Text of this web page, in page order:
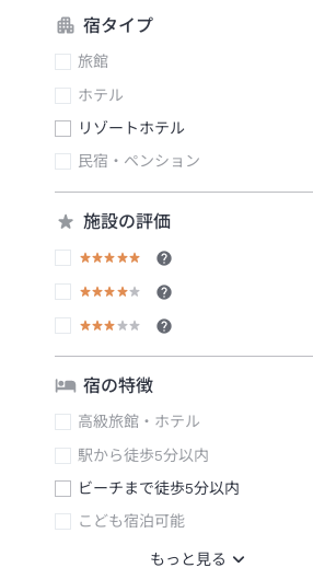
宿タイプ
旅館
ホテル
リゾートホテル
民宿・ペンション
施設の評価
宿の特徴
高級旅館・ホテル
駅から徒歩5分以内
ビーチまで徒歩5分以内
こども宿泊可能